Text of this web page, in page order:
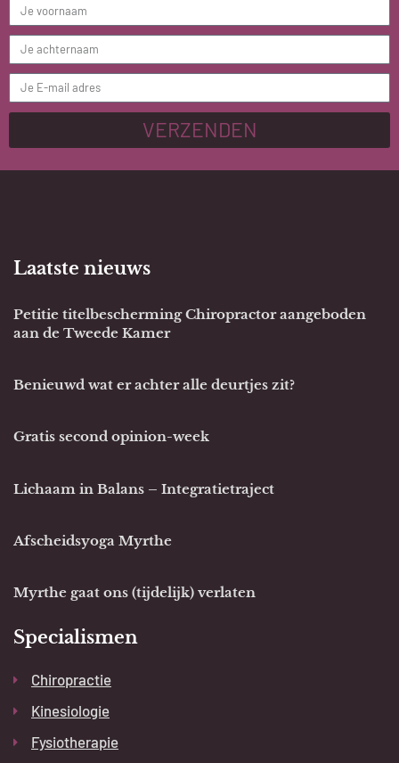
VERZENDEN
Laatste nieuws
Petitie titelbescherming Chiropractor aangeboden
aan de Tweede Kamer
Benieuwd wat er achter alle deurtjes zit?
Gratis second opinion-week
Lichaam in Balans – Integratietraject
Afscheidsyoga Myrthe
Myrthe gaat ons (tijdelijk) verlaten
Specialismen
Chiropractie
Kinesiologie
Fysiotherapie